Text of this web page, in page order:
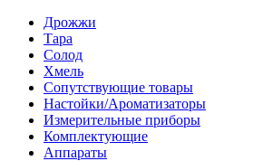
Дрожжи
Тара
Солод
Хмель
Сопутствующие товары
Настойки/Ароматизаторы
Измерительные приборы
Комплектующие
Аппараты